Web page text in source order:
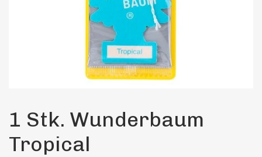
Transport Udstyr
Olie
Kemi
1 Stk. Wunderbaum
Tropical